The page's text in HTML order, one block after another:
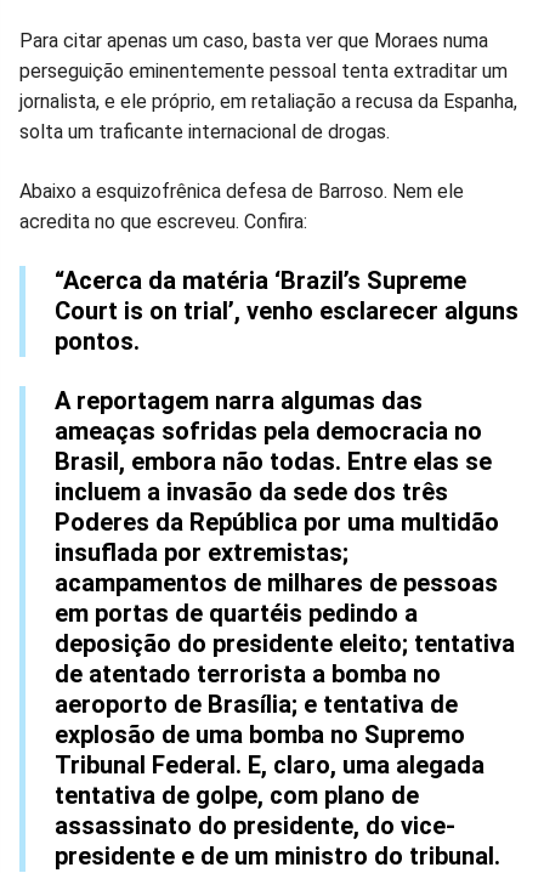
Para citar apenas um caso, basta ver que Moraes numa
perseguição eminentemente pessoal tenta extraditar um
jornalista, e ele próprio, em retaliação a recusa da Espanha,
solta um traficante internacional de drogas.
Abaixo a esquizofrênica defesa de Barroso. Nem ele
acredita no que escreveu. Confira:
“Acerca da matéria ‘Brazil’s Supreme
Court is on trial’, venho esclarecer alguns
pontos.
A reportagem narra algumas das
ameaças sofridas pela democracia no
Brasil, embora não todas. Entre elas se
incluem a invasão da sede dos três
Poderes da República por uma multidão
insuflada por extremistas;
acampamentos de milhares de pessoas
em portas de quartéis pedindo a
deposição do presidente eleito; tentativa
de atentado terrorista a bomba no
aeroporto de Brasília; e tentativa de
explosão de uma bomba no Supremo
Tribunal Federal. E, claro, uma alegada
tentativa de golpe, com plano de
assassinato do presidente, do vice-
presidente e de um ministro do tribunal.